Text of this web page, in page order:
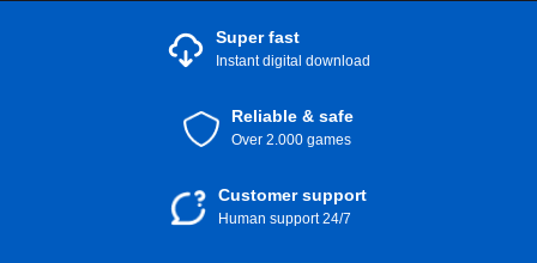
Super fast
Instant digital download
Reliable & safe
Over 2.000 games
Customer support
Human support 24/7